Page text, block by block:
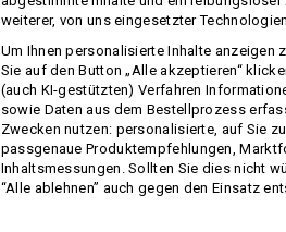
Gleiche Features:
24
weiterer, von uns eingesetzter Technologien.
Um Ihnen personalisierte Inhalte anzeigen
Sie auf den Button „Alle akzeptieren“
(auch KI-gestützten) Verfahren
sowie Daten aus dem Bestellprozess
Zwecken nutzen: personalisierte, auf Sie
passgenaue Produktempfehlungen,
Inhaltsmessungen. Sollten Sie dies nicht
“Alle ablehnen” auch gegen den Einsatz